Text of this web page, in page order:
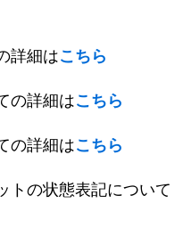
詳細はこちら
の詳細はこちら
の詳細はこちら
トの状態表記について